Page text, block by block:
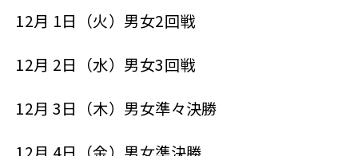
12月 1日（火）男女2回戦
12月 2日（水）男女3回戦
12月 3日（木）男女準々決勝